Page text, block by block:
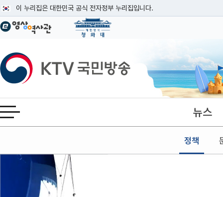
이 누리집은 대한민국 공식 전자정부 누리집입니다.
공식 누리집 주소 확인하기
이밖에 or.kr 또는 .kr등 다른 도메인 주소를 사용하고 있다면 아래 URL에서
운영중인 공식 누리집보기
KTV국민방송
전체메뉴 열기 뉴스
정책
본문